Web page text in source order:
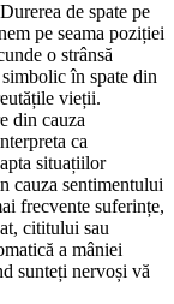
de spate pe
pe seama poziției
o strânsă
în spate din
vieții.
din cauza
ca
situațiilor
cauza sentimentului
frecvente suferințe,
cititului sau
a mâniei
sunteți nervoși vă